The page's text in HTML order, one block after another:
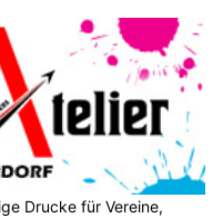
Drucke für Vereine,